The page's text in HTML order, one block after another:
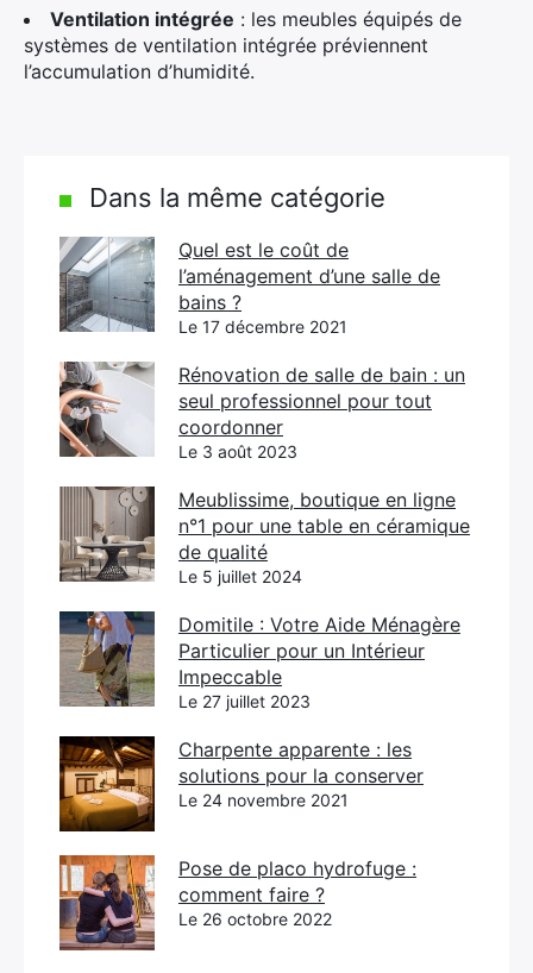
Ventilation intégrée : les meubles équipés de
systèmes de ventilation intégrée préviennent
l’accumulation d’humidité.
Dans la même catégorie
Quel est le coût de
l’aménagement d’une salle de
bains ?
Le 17 décembre 2021
Rénovation de salle de bain : un
seul professionnel pour tout
coordonner
Le 3 août 2023
Meublissime, boutique en ligne
n°1 pour une table en céramique
de qualité
Le 5 juillet 2024
Domitile : Votre Aide Ménagère
Particulier pour un Intérieur
Impeccable
Le 27 juillet 2023
Charpente apparente : les
solutions pour la conserver
Le 24 novembre 2021
Pose de placo hydrofuge :
comment faire ?
Le 26 octobre 2022